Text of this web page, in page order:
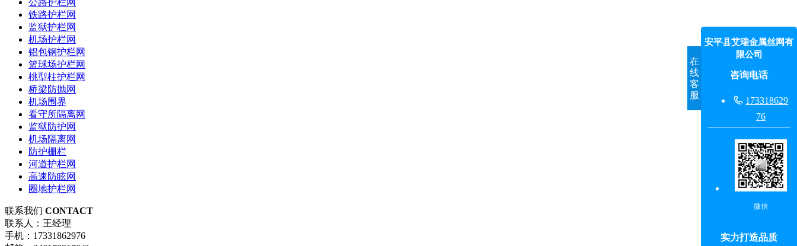
公路护栏网
铁路护栏网
监狱护栏网
机场护栏网
铝包钢护栏网
篮球场护栏网
桃型柱护栏网
桥梁防抛网
机场围界
看守所隔离网
监狱防护网
机场隔离网
防护栅栏
河道护栏网
高速防眩网
圈地护栏网
联系我们 CONTACT
联系人：王经理
手机：17331862976
在
线
客
服
安平县艾瑞金属丝网有
限公司
咨询电话
 173318629
76
微信
实力打造品质